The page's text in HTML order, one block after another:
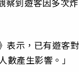
表示，已有遊客對
產生影響。」